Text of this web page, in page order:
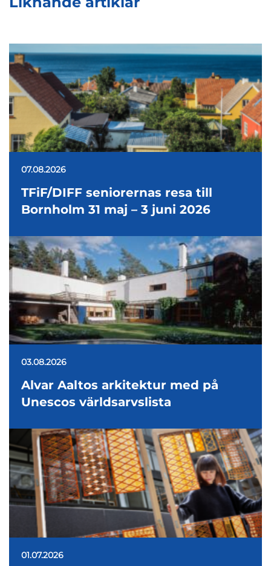
07.08.2026
TFiF/DIFF seniorernas resa till
Bornholm 31 maj – 3 juni 2026
03.08.2026
Alvar Aaltos arkitektur med på
Unescos världsarvslista
01.07.2026